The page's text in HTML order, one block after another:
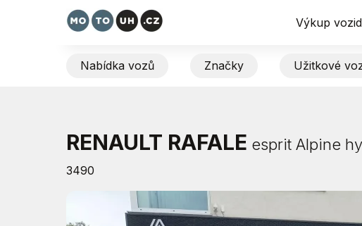
Výkup
Nabídka vozů Značky Užitkové
RENAULT RAFALE esprit Alpine
3490